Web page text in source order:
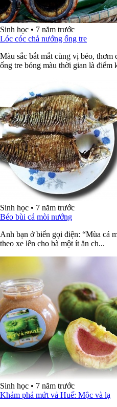
Sinh học • 7 năm trước
Lóc cóc chả nướng ống tre
Màu sắc bắt mắt cùng vị béo, thơm
ống tre bóng màu thời gian là điểm
Sinh học • 7 năm trước
Béo bùi cá mòi nướng
Anh bạn ở biển gọi điện: “Mùa cá
theo xe lên cho bà một ít ăn ch...
Sinh học • 7 năm trước
Khám phá mứt vả Huế: Mộc và lạ